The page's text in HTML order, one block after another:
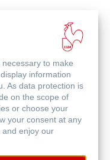
to make
information
As data protection is
on the scope of
or choose your
your consent at any
enjoy our